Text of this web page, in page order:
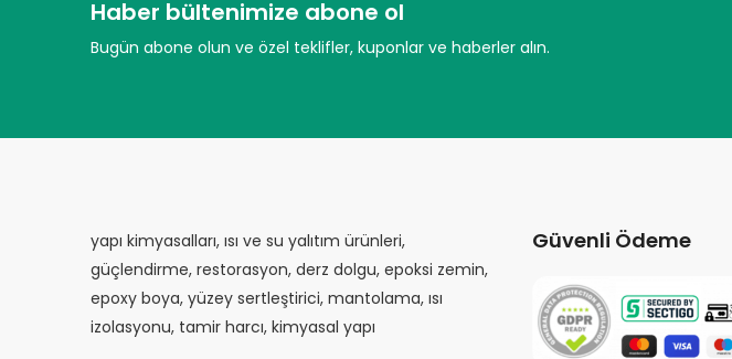
Haber bültenimize abone ol
Bugün abone olun ve özel teklifler, kuponlar ve haberler alın.
yapı kimyasalları, ısı ve su yalıtım ürünleri,
güçlendirme, restorasyon, derz dolgu, epoksi zemin,
epoxy boya, yüzey sertleştirici, mantolama, ısı
izolasyonu, tamir harcı, kimyasal yapı
Güvenli Ödeme